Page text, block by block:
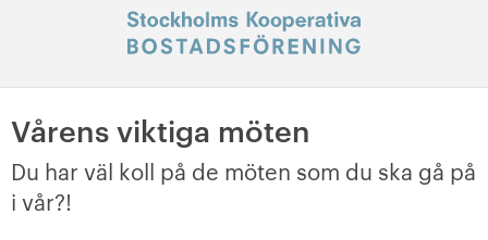
BLI MEDLEM
MINA SIDOR
Vårens viktiga möten
Du har väl koll på de möten som du ska gå på
i vår?!